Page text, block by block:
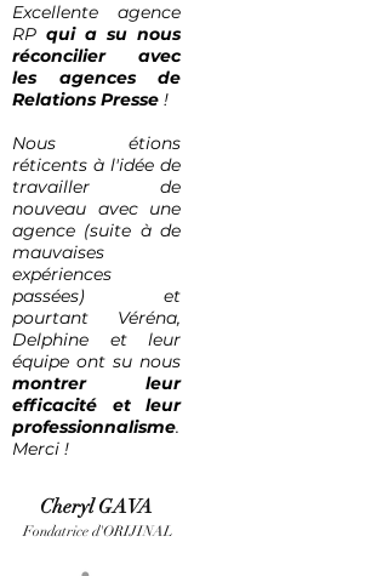
Excellente agence
RP qui a su nous
réconcilier avec
les agences de
Relations Presse !
Nous étions
réticents à l'idée de
travailler de
nouveau avec une
agence (suite à de
mauvaises
expériences
passées) et
pourtant Véréna,
Delphine et leur
équipe ont su nous
montrer leur
efficacité et leur
professionnalisme.
Merci !
Cheryl GAVA
Fondatrice d'ORIJINAL